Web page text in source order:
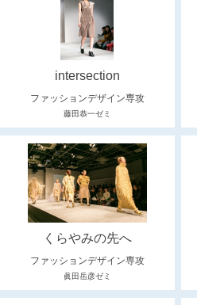
intersection
ファッションデザイン専攻
藤田恭一ゼミ
くらやみの先へ
ファッションデザイン専攻
眞田岳彦ゼミ